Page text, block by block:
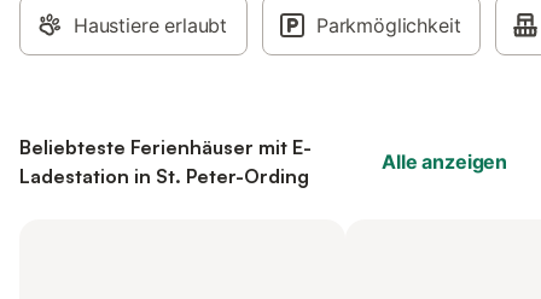
Haustiere erlaubt Parkmöglichkeit
Beliebteste Ferienhäuser mit E-
Ladestation in St. Peter-Ording
Alle anzeigen